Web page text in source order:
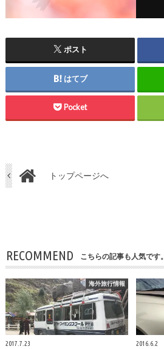
ポスト
はてブ
Pocket
トップページへ
RECOMMEND こちらの記事も人気です。
海外旅行情報
2017.7.23 2016.6.2